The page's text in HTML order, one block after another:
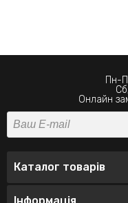
Пн-
Онлайн
Каталог товарів